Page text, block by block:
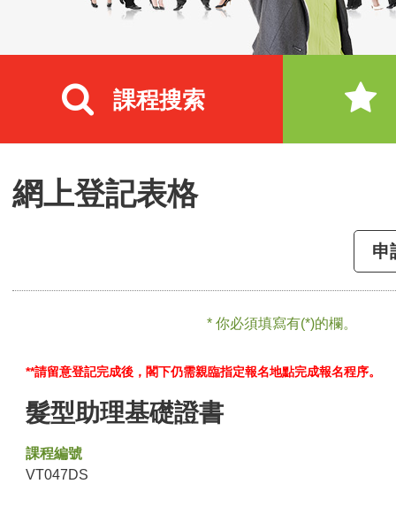
課程搜索
網上登記表格
申
* 你必須填寫有(*)的欄。
**請留意登記完成後，閣下仍需親臨指定報名地點完成報名程序。
髮型助理基礎證書
課程編號
VT047DS